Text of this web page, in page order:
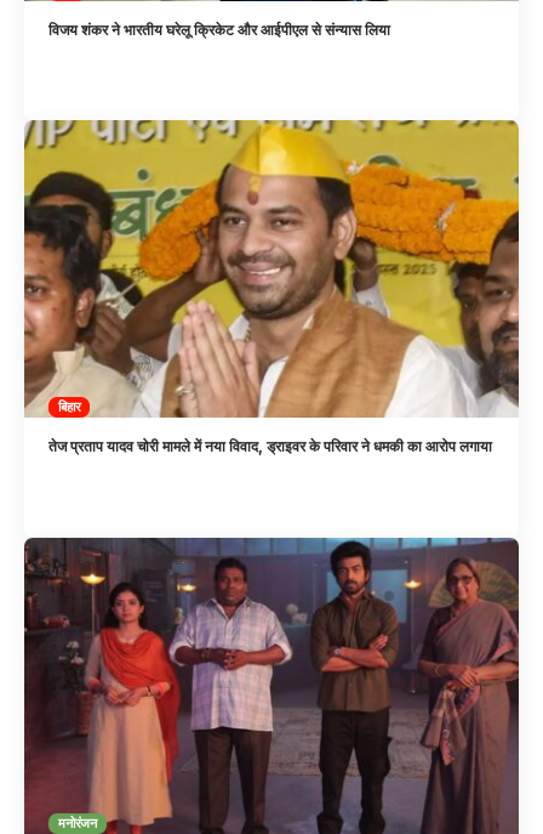
विजय शंकर ने भारतीय घरेलू क्रिकेट और आईपीएल से संन्यास लिया
बिहार
तेज प्रताप यादव चोरी मामले में नया विवाद, ड्राइवर के परिवार ने धमकी का आरोप लगाया
मनोरंजन